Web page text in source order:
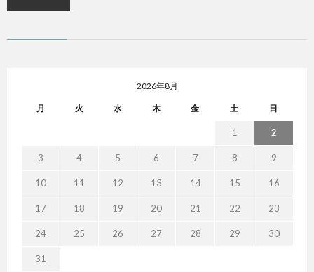
2026年8月
月 火 水 木 金 土 日
1 2
3 4 5 6 7 8 9
10 11 12 13 14 15 16
17 18 19 20 21 22 23
24 25 26 27 28 29 30
31